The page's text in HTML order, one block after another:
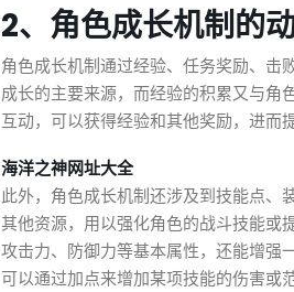
2、角色成长机制的
角色成长机制通过经验、任务奖励、击
成长的主要来源，而经验的积累又与角
互动，可以获得经验和其他奖励，进而
海洋之神网址大全
此外，角色成长机制还涉及到技能点、
其他资源，用以强化角色的战斗技能或
攻击力、防御力等基本属性，还能增强
可以通过加点来增加某项技能的伤害或